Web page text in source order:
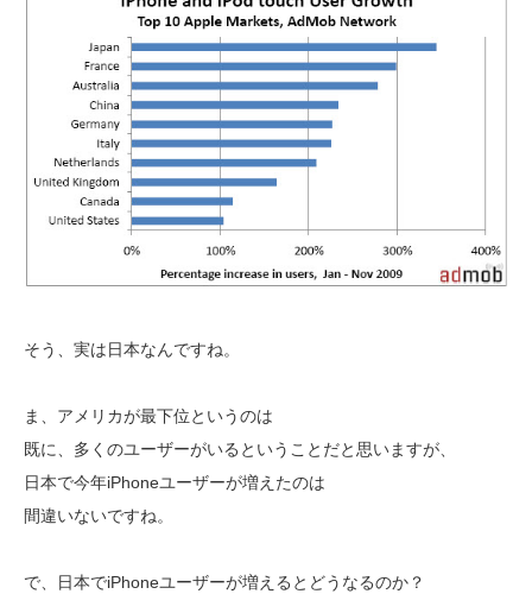
そう、実は日本なんですね。
ま、アメリカが最下位というのは
既に、多くのユーザーがいるということだと思いますが、
日本で今年iPhoneユーザーが増えたのは
間違いないですね。
で、日本でiPhoneユーザーが増えるとどうなるのか？